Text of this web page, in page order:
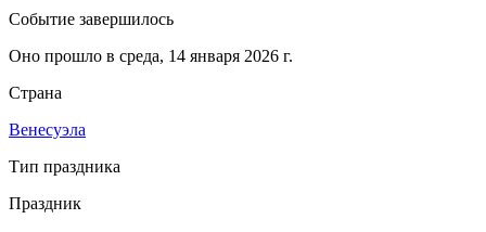
Событие завершилось
Оно прошло в среда, 14 января 2026 г.
Страна
Венесуэла
Тип праздника
Праздник